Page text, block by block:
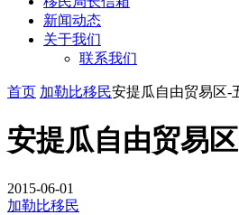
新闻动态
关于我们
联系我们
首页 加勒比移民安提瓜自由贸易区-
安提瓜自由贸易
2015-06-01
加勒比移民